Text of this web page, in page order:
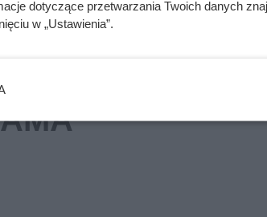
dotyczące przetwarzania Twoich danych
w „Ustawienia”.